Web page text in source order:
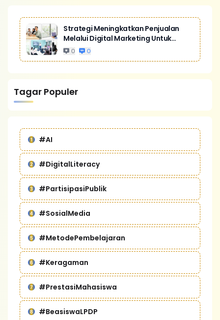
Strategi Meningkatkan Penjualan
Melalui Digital Marketing Untuk
Bisnis Yang Lebih Kompetitif
0 0
Tagar Populer
#AI
#DigitalLiteracy
#PartisipasiPublik
#SosialMedia
#MetodePembelajaran
#Keragaman
#PrestasiMahasiswa
#BeasiswaLPDP